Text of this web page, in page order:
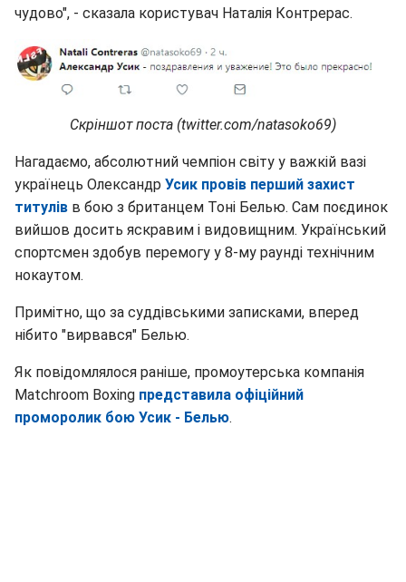
чудово", - сказала користувач Наталія Контрерас.
Скріншот поста (twitter.com/natasoko69)
Нагадаємо, абсолютний чемпіон світу у важкій вазі
українець Олександр Усик провів перший захист
титулів в бою з британцем Тоні Белью. Сам поєдинок
вийшов досить яскравим і видовищним. Український
спортсмен здобув перемогу у 8-му раунді технічним
нокаутом.
Примітно, що за суддівськими записками, вперед
нібито "вирвався" Белью.
Як повідомлялося раніше, промоутерська компанія
Matchroom Boxing представила офіційний
проморолик бою Усик - Белью.